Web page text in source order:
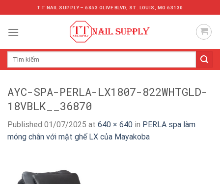
to
content
TT NAIL SUPPLY – 6853 OLIVE BLVD, ST. LOUIS, MO 63130
Tìm
AYC-SPA-PERLA-LX1807-822WHTGLD-
18VBLK__36870
Published 01/07/2025 at 640 × 640 in PERLA spa làm
móng chân với mặt ghế LX của Mayakoba